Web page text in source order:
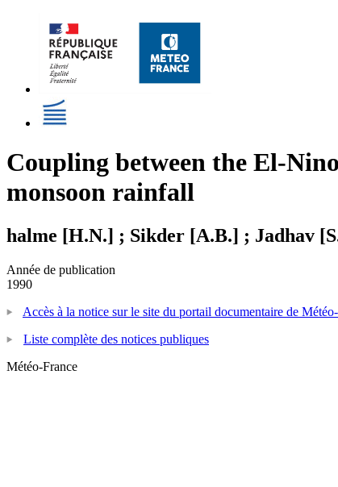
Coupling between the El-
monsoon rainfall
halme [H.N.] ; Sikder [A.B.] ; Jadhav
Année de publication
1990
Accès à la notice sur le site du portail documentaire de
Liste complète des notices publiques
Météo-France